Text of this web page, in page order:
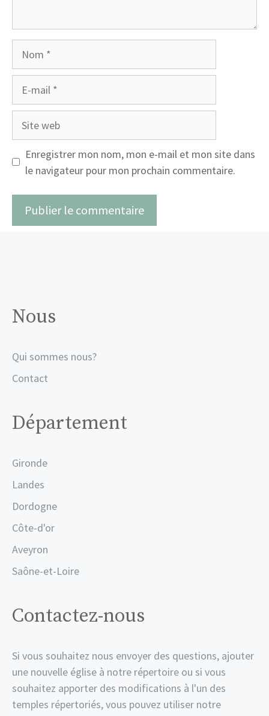
Site
Enregistrer mon nom, mon e-mail et mon site dans
le navigateur pour mon prochain commentaire.
Nous
Qui sommes nous?
Contact
Département
Gironde
Landes
Dordogne
Côte-d'or
Aveyron
Saône-et-Loire
Contactez-nous
Si vous souhaitez nous envoyer des questions, ajouter
une nouvelle église à notre répertoire ou si vous
souhaitez apporter des modifications à l'un des
temples répertoriés, vous pouvez utiliser notre